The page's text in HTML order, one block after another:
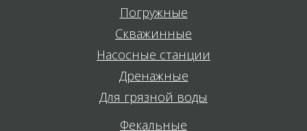
Погружные
Скважинные
Насосные станции
Дренажные
Для грязной воды
Фекальные